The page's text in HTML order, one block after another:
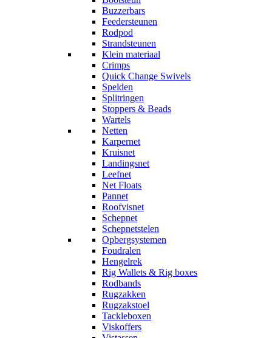
Buzzerbars
Feedersteunen
Rodpod
Strandsteunen
Klein materiaal
Crimps
Quick Change Swivels
Spelden
Splitringen
Stoppers & Beads
Wartels
Netten
Karpernet
Kruisnet
Landingsnet
Leefnet
Net Floats
Pannet
Roofvisnet
Schepnet
Schepnetstelen
Opbergsystemen
Foudralen
Hengelrek
Rig Wallets & Rig boxes
Rodbands
Rugzakken
Rugzakstoel
Tackleboxen
Viskoffers